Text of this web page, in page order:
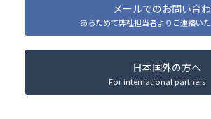
メールでのお問い合
あらためて弊社担当者よりご連絡い
日本国外の方へ
For international partners